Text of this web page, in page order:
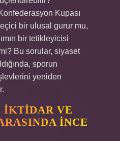
Kupası
bir ulusal gurur mu,
bir tetikleyicisi
Bu sorular, siyaset
sporun
yeniden
İKTIDAR VE
İNCE